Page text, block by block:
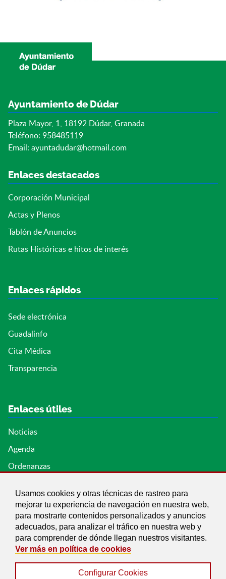
Usamos cookies y otras técnicas de rastreo para
mejorar tu experiencia de navegación en nuestra web,
para mostrarte contenidos personalizados y anuncios
adecuados, para analizar el tráfico en nuestra web y
para comprender de dónde llegan nuestros visitantes.
Ver más en política de cookies
Configurar Cookies
Ayuntamiento de Dúdar
Plaza Mayor, 1, 18192 Dúdar, Granada
Teléfono: 958485119
Email: ayuntadudar@hotmail.com
Enlaces destacados
Corporación Municipal
Actas y Plenos
Tablón de Anuncios
Rutas Históricas e hitos de interés
Enlaces rápidos
Sede electrónica
Guadalinfo
Cita Médica
Transparencia
Enlaces útiles
Noticias
Agenda
Ordenanzas
Política de Cookies | Accesibilidad